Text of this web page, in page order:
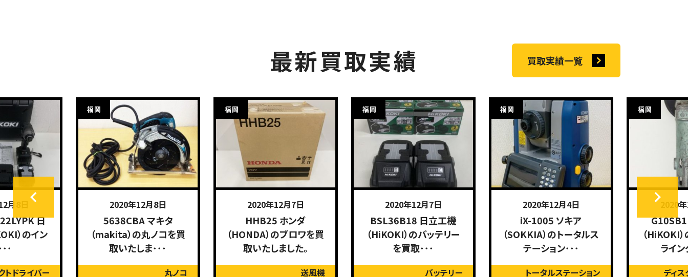
最新買取実績 買取実績一覧
月8日
日
）のイン
･
トドライバー
福岡
2020年12月8日
5638CBA マキタ
（makita）の丸ノコを買
取いたしま･･･
丸ノコ
福岡
2020年12月7日
HHB25 ホンダ
（HONDA）のブロワを買
取いたしました。
送風機
福岡
2020年12月7日
BSL36B18 日立工機
（HiKOKI）のバッテリー
を買取･･･
バッテリー
福岡
2020年12月4日
iX-1005 ソキア
（SOKKIA）のトータルス
テーション･･･
トータルステーション
福岡
2020
（HiKOKI
ライ
ディ